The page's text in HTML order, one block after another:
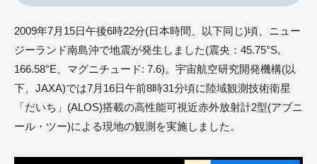
2009年7月15日午後6時22分(日本時間、以下同じ)頃、ニュー
ジーランド南島沖で地震が発生しました(震央：45.75°S,
166.58°E、マグニチュード: 7.6)。宇宙航空研究開発機構(以
下、JAXA)では7月16日午前8時31分頃に陸域観測技術衛星
「だいち」(ALOS)搭載の高性能可視近赤外放射計2型(アブニ
ール・ツー)による現地の観測を実施しました。